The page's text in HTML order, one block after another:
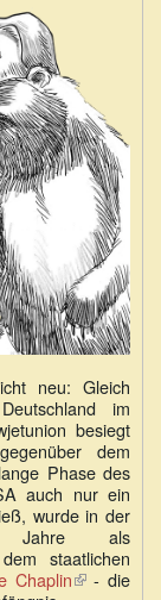
neu: Gleich
im
besiegt
dem
Phase des
auch nur ein
wurde in der
als
staatlichen
Chaplin(Link
- die